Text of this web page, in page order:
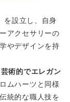
を設立し、自身
アクセサリーの
やデザインを持
術的でエレガン
ムハーツと同様
統的な職人技を